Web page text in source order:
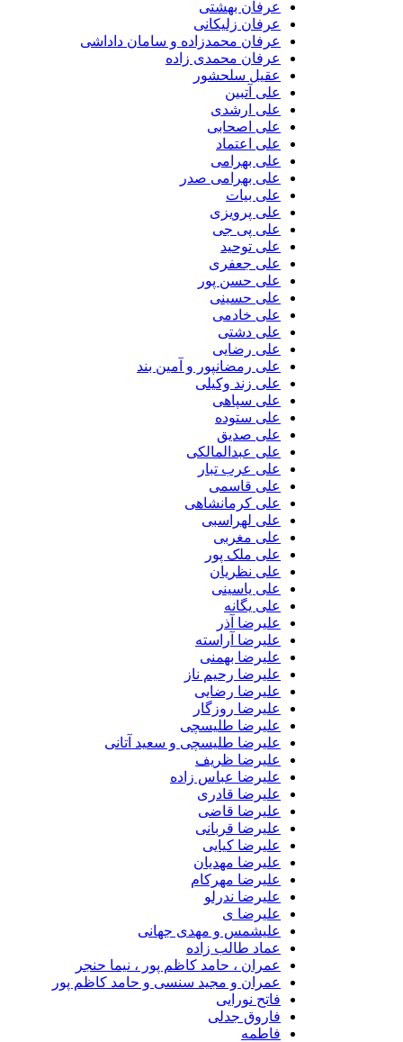
عرفان بهشتی
عرفان زلیکانی
عرفان محمدزاده و سامان داداشی
عرفان محمدی زاده
عقیل سلحشور
علی آتبین
علی ارشدی
علی اصحابی
علی اعتماد
علی بهرامی
علی بهرامی صدر
علی بیات
علی پرویزی
علی پی جی
علی توحید
علی جعفری
علی حسن پور
علی حسینی
علی خادمی
علی دشتی
علی رضایی
علی رمضانپور و آمین بند
علی زند وکیلی
علی سپاهی
علی ستوده
علی صدیق
علی عبدالمالکی
علی عرب تبار
علی قاسمی
علی کرمانشاهی
علی لهراسبی
علی مغربی
علی ملک پور
علی نظریان
علی یاسینی
علی یگانه
علیرضا آذر
علیرضا آراسته
علیرضا بهمنی
علیرضا رحیم ناز
علیرضا رضایی
علیرضا روزگار
علیرضا طلیسچی
علیرضا طلیسچی و سعید آتانی
علیرضا ظریف
علیرضا عباس زاده
علیرضا قادری
علیرضا قاضی
علیرضا قربانی
علیرضا کیایی
علیرضا مهدیان
علیرضا مهرکام
علیرضا ندرلو
علیرضا ی
علیشمس و مهدی جهانی
عماد طالب زاده
عمران ، حامد کاظم پور ، نیما حنجر
عمران و مجید سنسی و حامد کاظم پور
فاتح نورایی
فاروق جدلی